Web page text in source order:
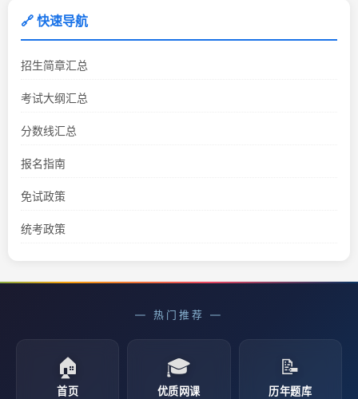
🔗 快速导航
招生简章汇总
考试大纲汇总
分数线汇总
报名指南
免试政策
统考政策
— 热门推荐 —
🏠
首页
🎓
优质网课
📝
历年题库